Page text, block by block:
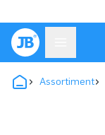
Assortiment